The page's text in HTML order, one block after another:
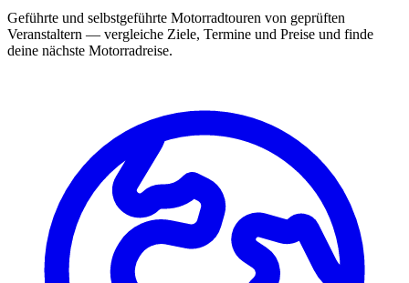
Geführte und selbstgeführte Motorradtouren von geprüften
Veranstaltern — vergleiche Ziele, Termine und Preise und finde
deine nächste Motorradreise.